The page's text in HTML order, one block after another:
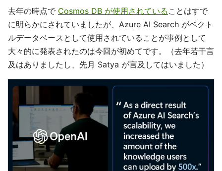
去年の時点で Cosmos DB が使用されている ことはすで
に明らかにされていましたが、Azure AI Search がベクト
ルデータベースとして使用されていることが事例として
大々的に発表されたのは今回が初めてです。（去年若干言
及はありましたし、先月 Satya が言及してはいました）